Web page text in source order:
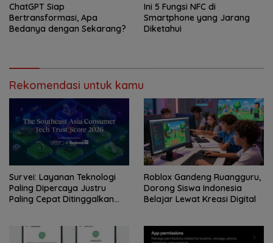
ChatGPT Siap
Bertransformasi, Apa
Bedanya dengan Sekarang?
Ini 5 Fungsi NFC di
Smartphone yang Jarang
Diketahui
Rekomendasi untuk kamu
Survei: Layanan Teknologi
Paling Dipercaya Justru
Paling Cepat Ditinggalkan
Roblox Gandeng Ruangguru,
Dorong Siswa Indonesia
Belajar Lewat Kreasi Digital